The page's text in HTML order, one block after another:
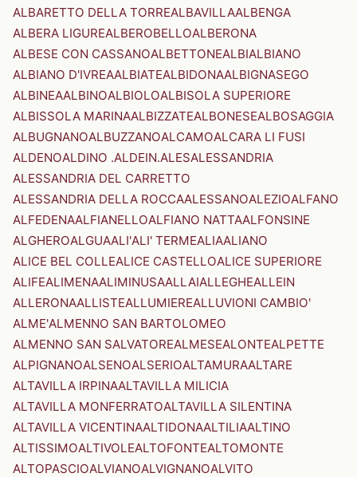
ALBARETTO DELLA TORREALBAVILLAALBENGA
ALBERA LIGUREALBEROBELLOALBERONA
ALBESE CON CASSANOALBETTONEALBIALBIANO
ALBIANO D'IVREAALBIATEALBIDONAALBIGNASEGO
ALBINEAALBINOALBIOLOALBISOLA SUPERIORE
ALBISSOLA MARINAALBIZZATEALBONESEALBOSAGGIA
ALBUGNANOALBUZZANOALCAMOALCARA LI FUSI
ALDENOALDINO .ALDEIN.ALESALESSANDRIA
ALESSANDRIA DEL CARRETTO
ALESSANDRIA DELLA ROCCAALESSANOALEZIOALFANO
ALFEDENAALFIANELLOALFIANO NATTAALFONSINE
ALGHEROALGUAALI'ALI' TERMEALIAALIANO
ALICE BEL COLLEALICE CASTELLOALICE SUPERIORE
ALIFEALIMENAALIMINUSAALLAIALLEGHEALLEIN
ALLERONAALLISTEALLUMIEREALLUVIONI CAMBIO'
ALME'ALMENNO SAN BARTOLOMEO
ALMENNO SAN SALVATOREALMESEALONTEALPETTE
ALPIGNANOALSENOALSERIOALTAMURAALTARE
ALTAVILLA IRPINAALTAVILLA MILICIA
ALTAVILLA MONFERRATOALTAVILLA SILENTINA
ALTAVILLA VICENTINAALTIDONAALTILIAALTINO
ALTISSIMOALTIVOLEALTOFONTEALTOMONTE
ALTOPASCIOALVIANOALVIGNANOALVITO